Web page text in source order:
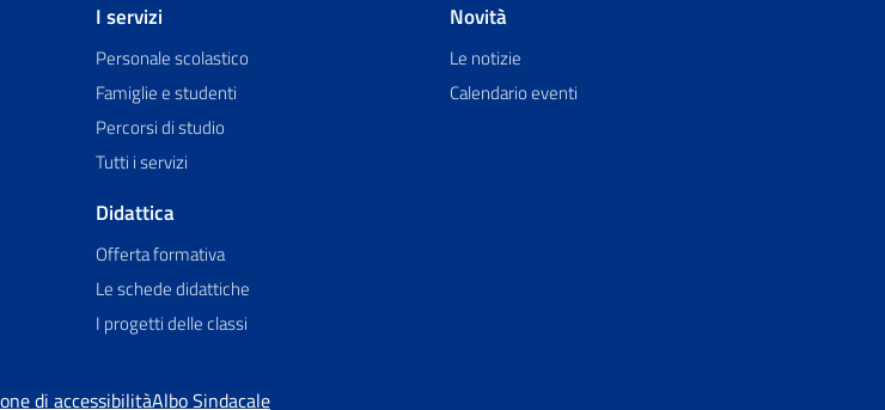
I servizi
Personale scolastico
Famiglie e studenti
Percorsi di studio
Tutti i servizi
Didattica
Offerta formativa
Le schede didattiche
I progetti delle classi
Novità
Le notizie
Calendario eventi
di accessibilitàAlbo Sindacale